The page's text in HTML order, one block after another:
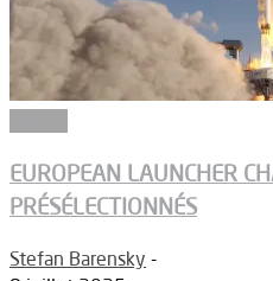
EUROPEAN LAUNCHER
PRÉSÉLECTIONNÉS
Stefan Barensky -